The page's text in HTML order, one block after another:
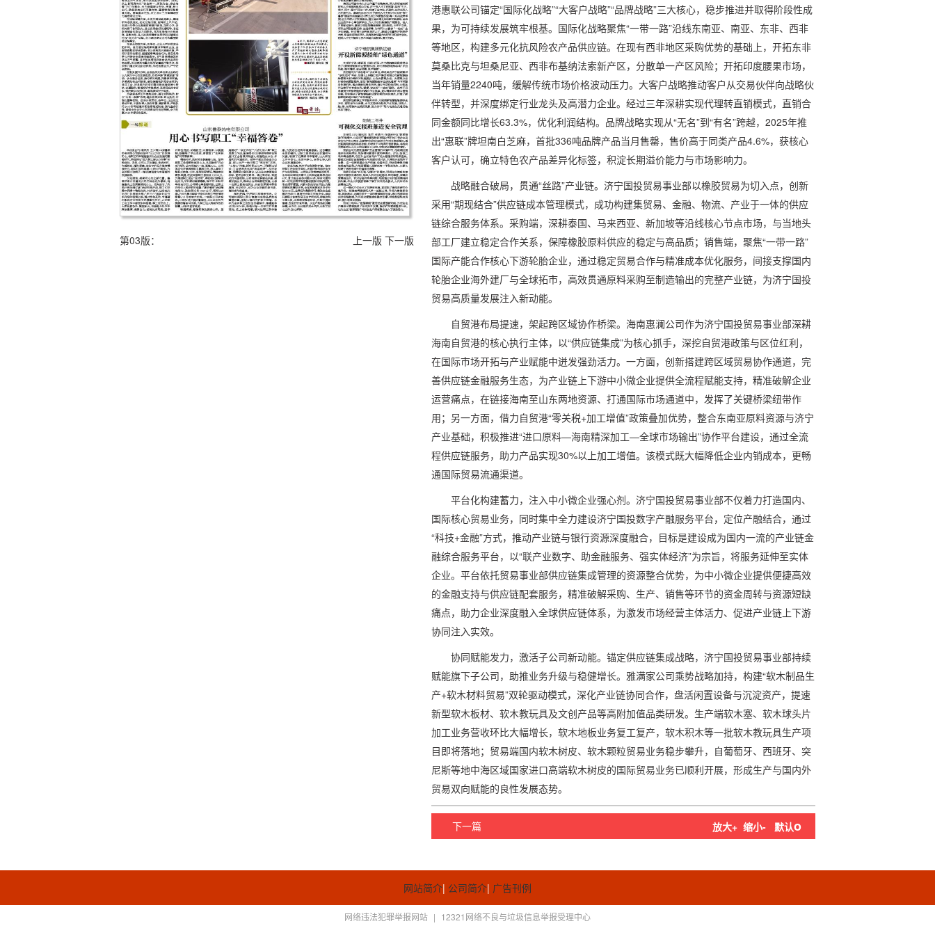
第03版： 上一版 下一版
港惠联公司锚定“国际化战略”“大客户战略”“品牌战略”三大核心，稳步推进并取得阶段性成
果，为可持续发展筑牢根基。国际化战略聚焦“一带一路”沿线东南亚、南亚、东非、西非
等地区，构建多元化抗风险农产品供应链。在现有西非地区采购优势的基础上，开拓东非
莫桑比克与坦桑尼亚、西非布基纳法索新产区，分散单一产区风险；开拓印度腰果市场，
当年销量2240吨，缓解传统市场价格波动压力。大客户战略推动客户从交易伙伴向战略伙
伴转型，并深度绑定行业龙头及高潜力企业。经过三年深耕实现代理转直销模式，直销合
同金额同比增长63.3%，优化利润结构。品牌战略实现从“无名”到“有名”跨越，2025年推
出“惠联”牌坦南白芝麻，首批336吨品牌产品当月售罄，售价高于同类产品4.6%，获核心
客户认可，确立特色农产品差异化标签，积淀长期溢价能力与市场影响力。
战略融合破局，贯通“丝路”产业链。济宁国投贸易事业部以橡胶贸易为切入点，创新
采用“期现结合”供应链成本管理模式，成功构建集贸易、金融、物流、产业于一体的供应
链综合服务体系。采购端，深耕泰国、马来西亚、新加坡等沿线核心节点市场，与当地头
部工厂建立稳定合作关系，保障橡胶原料供应的稳定与高品质；销售端，聚焦“一带一路”
国际产能合作核心下游轮胎企业，通过稳定贸易合作与精准成本优化服务，间接支撑国内
轮胎企业海外建厂与全球拓市，高效贯通原料采购至制造输出的完整产业链，为济宁国投
贸易高质量发展注入新动能。
自贸港布局提速，架起跨区域协作桥梁。海南惠澜公司作为济宁国投贸易事业部深耕
海南自贸港的核心执行主体，以“供应链集成”为核心抓手，深挖自贸港政策与区位红利，
在国际市场开拓与产业赋能中迸发强劲活力。一方面，创新搭建跨区域贸易协作通道，完
善供应链金融服务生态，为产业链上下游中小微企业提供全流程赋能支持，精准破解企业
运营痛点，在链接海南至山东两地资源、打通国际市场通道中，发挥了关键桥梁纽带作
用；另一方面，借力自贸港“零关税+加工增值”政策叠加优势，整合东南亚原料资源与济宁
产业基础，积极推进“进口原料—海南精深加工—全球市场输出”协作平台建设，通过全流
程供应链服务，助力产品实现30%以上加工增值。该模式既大幅降低企业内销成本，更畅
通国际贸易流通渠道。
平台化构建蓄力，注入中小微企业强心剂。济宁国投贸易事业部不仅着力打造国内、
国际核心贸易业务，同时集中全力建设济宁国投数字产融服务平台，定位产融结合，通过
“科技+金融”方式，推动产业链与银行资源深度融合，目标是建设成为国内一流的产业链金
融综合服务平台，以“联产业数字、助金融服务、强实体经济”为宗旨，将服务延伸至实体
企业。平台依托贸易事业部供应链集成管理的资源整合优势，为中小微企业提供便捷高效
的金融支持与供应链配套服务，精准破解采购、生产、销售等环节的资金周转与资源短缺
痛点，助力企业深度融入全球供应链体系，为激发市场经营主体活力、促进产业链上下游
协同注入实效。
协同赋能发力，激活子公司新动能。锚定供应链集成战略，济宁国投贸易事业部持续
赋能旗下子公司，助推业务升级与稳健增长。雅满家公司乘势战略加持，构建“软木制品生
产+软木材料贸易”双轮驱动模式，深化产业链协同合作，盘活闲置设备与沉淀资产，提速
新型软木板材、软木教玩具及文创产品等高附加值品类研发。生产端软木塞、软木球头片
加工业务营收环比大幅增长，软木地板业务复工复产，软木积木等一批软木教玩具生产项
目即将落地；贸易端国内软木树皮、软木颗粒贸易业务稳步攀升，自葡萄牙、西班牙、突
尼斯等地中海区域国家进口高端软木树皮的国际贸易业务已顺利开展，形成生产与国内外
贸易双向赋能的良性发展态势。
下一篇 放大+ 缩小- 默认o
网站简介| 公司简介| 广告刊例
网络违法犯罪举报网站 | 12321网络不良与垃圾信息举报受理中心